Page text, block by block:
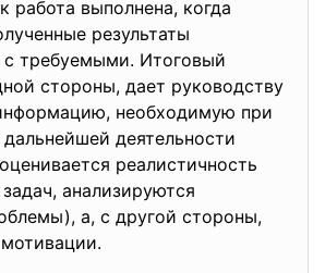
работа выполнена, когда
результаты
с требуемыми. Итоговый
стороны, дает руководству
необходимую при
деятельности
реалистичность
анализируются
а, с другой стороны,